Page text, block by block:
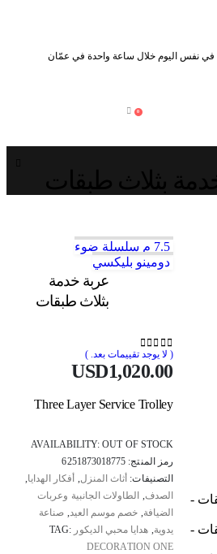
في نفس اليوم خلال ساعة واحدة في عمّان
0
بثلاث طبقات
7.5 م سلسلة ضوء
دومينو بليكسي
عربة خدمة
بثلاث طبقات
0
out of 5
( لا يوجد تقييمات بعد. )
USD1,020.00
Three Layer Service Trolley
AVAILABILITY:OUT OF STOCK
رمز المنتج: 6251873018775
التصنيفات: أثاث المنزل, أفكار الهدايا,
الصدف, الطاولات الجانبية وعربات
الضيافة, خصم موسم العيد, صناعة
يدوية, هدايا محبي الديكور TAG:
DECORATION ONE